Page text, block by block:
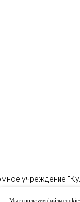
учреждение
Мы используем файлы cookies